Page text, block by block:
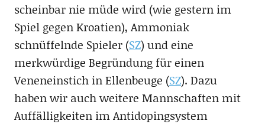
scheinbar nie müde wird (wie gestern im
Spiel gegen Kroatien), Ammoniak
schnüffelnde Spieler (SZ) und eine
merkwürdige Begründung für einen
Veneneinstich in Ellenbeuge (SZ). Dazu
haben wir auch weitere Mannschaften mit
Auffälligkeiten im Antidopingsystem